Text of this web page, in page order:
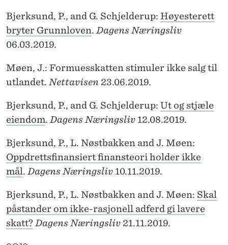
Bjerksund, P., and G. Schjelderup: Høyesterett
bryter Grunnloven. Dagens Næringsliv
06.03.2019.
Møen, J.: Formuesskatten stimuler ikke salg til
utlandet. Nettavisen 23.06.2019.
Bjerksund, P., and G. Schjelderup: Ut og stjæle
eiendom. Dagens Næringsliv 12.08.2019.
Bjerksund, P., L. Nøstbakken and J. Møen:
Oppdrettsfinansiert finansteori holder ikke
mål. Dagens Næringsliv 10.11.2019.
Bjerksund, P., L. Nøstbakken and J. Møen: Skal
påstander om ikke-rasjonell adferd gi lavere
skatt? Dagens Næringsliv 21.11.2019.